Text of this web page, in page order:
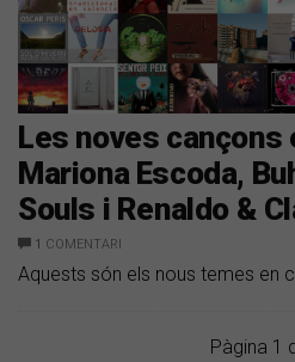
Les noves cançons
Mariona Escoda,
Souls i Renaldo &
1 COMENTARI
Aquests són els nous temes en
Pàgina 1